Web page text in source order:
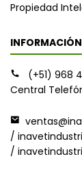
Propiedad
(+51) 968
Central
/
/